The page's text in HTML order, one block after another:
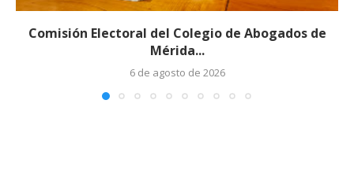
Comisión Electoral del Colegio de Abogados de
Mérida...
6 de agosto de 2026